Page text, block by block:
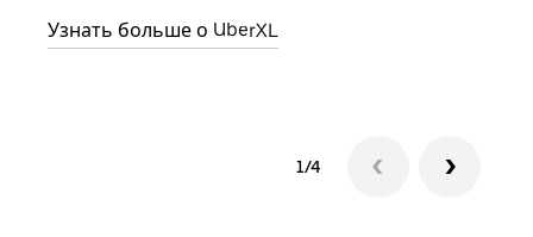
Узнать больше о UberXL
1/4